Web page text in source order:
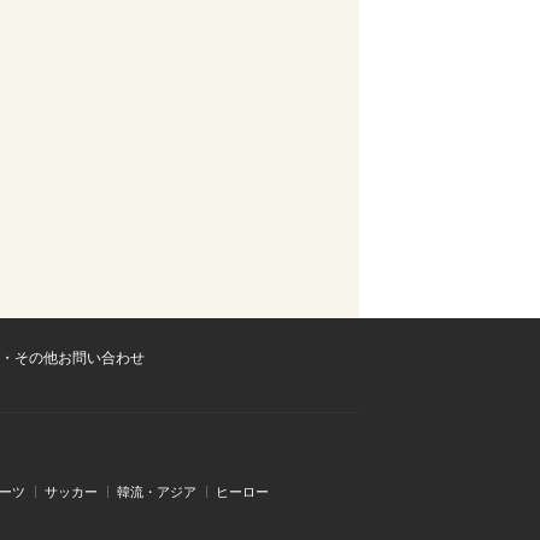
その他お問い合わせ
ツ サッカー 韓流・アジア ヒーロー